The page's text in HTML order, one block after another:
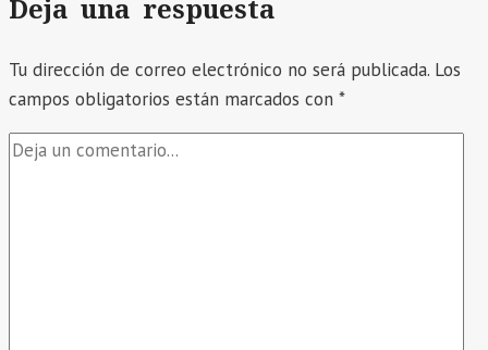
Deja una respuesta
Tu dirección de correo electrónico no será publicada. Los
campos obligatorios están marcados con *